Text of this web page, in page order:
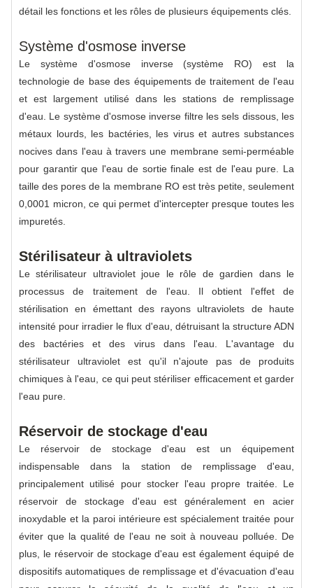
détail les fonctions et les rôles de plusieurs équipements clés.
Système d'osmose inverse
Le système d'osmose inverse (système RO) est la
technologie de base des équipements de traitement de l'eau
et est largement utilisé dans les stations de remplissage
d'eau. Le système d'osmose inverse filtre les sels dissous, les
métaux lourds, les bactéries, les virus et autres substances
nocives dans l'eau à travers une membrane semi-perméable
pour garantir que l'eau de sortie finale est de l'eau pure. La
taille des pores de la membrane RO est très petite, seulement
0,0001 micron, ce qui permet d'intercepter presque toutes les
impuretés.
Stérilisateur à ultraviolets
Le stérilisateur ultraviolet joue le rôle de gardien dans le
processus de traitement de l'eau. Il obtient l'effet de
stérilisation en émettant des rayons ultraviolets de haute
intensité pour irradier le flux d'eau, détruisant la structure ADN
des bactéries et des virus dans l'eau. L'avantage du
stérilisateur ultraviolet est qu'il n'ajoute pas de produits
chimiques à l'eau, ce qui peut stériliser efficacement et garder
l'eau pure.
Réservoir de stockage d'eau
Le réservoir de stockage d'eau est un équipement
indispensable dans la station de remplissage d'eau,
principalement utilisé pour stocker l'eau propre traitée. Le
réservoir de stockage d'eau est généralement en acier
inoxydable et la paroi intérieure est spécialement traitée pour
éviter que la qualité de l'eau ne soit à nouveau polluée. De
plus, le réservoir de stockage d'eau est également équipé de
dispositifs automatiques de remplissage et d'évacuation d'eau